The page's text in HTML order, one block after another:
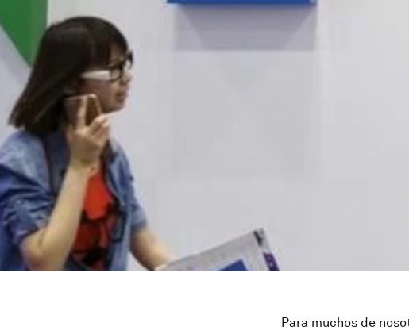
Para muchos de